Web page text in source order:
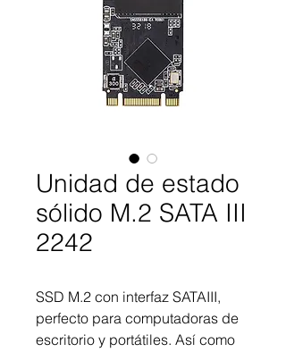
Unidad de estado
sólido M.2 SATA III
2242
SSD M.2 con interfaz SATAIII,
perfecto para computadoras de
escritorio y portátiles. Así como